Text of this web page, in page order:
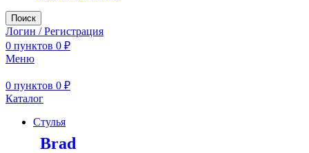
Поиск
Логин / Регистрация
0 пунктов 0 ₽
Меню
0 пунктов 0 ₽
Каталог
Стулья
Brad